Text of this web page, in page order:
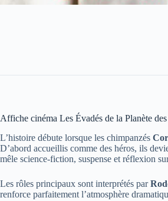
Affiche cinéma Les Évadés de la Planète
L’histoire débute lorsque les chimpanzés
D’abord accueillis comme des héros, ils
mêle science-fiction, suspense et réflexion
Les rôles principaux sont interprétés par
renforce parfaitement l’atmosphère